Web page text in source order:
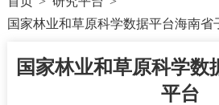
国家林业和草原科学数据平台海南省
国家林业和草原科学数
平台